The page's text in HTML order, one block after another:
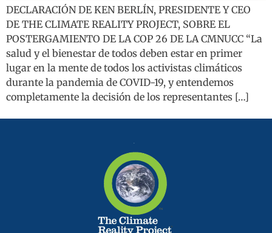
DECLARACIÓN DE KEN BERLÍN, PRESIDENTE Y CEO
DE THE CLIMATE REALITY PROJECT, SOBRE EL
POSTERGAMIENTO DE LA COP 26 DE LA CMNUCC “La
salud y el bienestar de todos deben estar en primer
lugar en la mente de todos los activistas climáticos
durante la pandemia de COVID-19, y entendemos
completamente la decisión de los representantes […]